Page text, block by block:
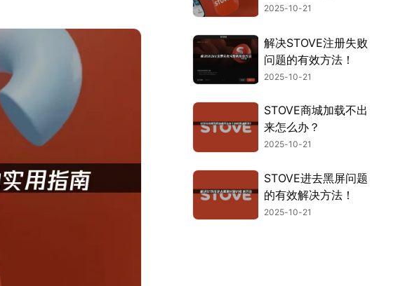
案！
2025-10-21
解决STOVE注册失败
问题的有效方法！
2025-10-21
STOVE商城加载不出
来怎么办？
2025-10-21
STOVE进去黑屏问题
的有效解决方法！
2025-10-21